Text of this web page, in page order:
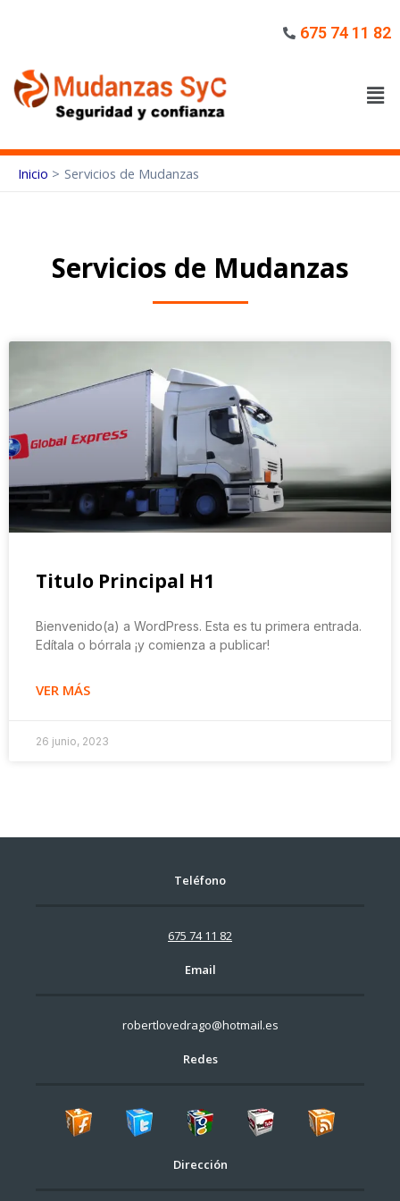
675 74 11 82
Inicio Servicios de Mudanzas
Servicios de Mudanzas
Titulo Principal H1
Bienvenido(a) a WordPress. Esta es tu primera entrada.
Edítala o bórrala ¡y comienza a publicar!
VER MÁS
26 junio, 2023
Teléfono
675 74 11 82
Email
robertlovedrago@hotmail.es
Redes
Dirección